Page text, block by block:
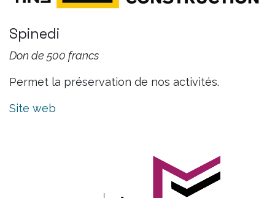
Spinedi
Don de 500 francs
Permet la préservation de nos activités.
Site web